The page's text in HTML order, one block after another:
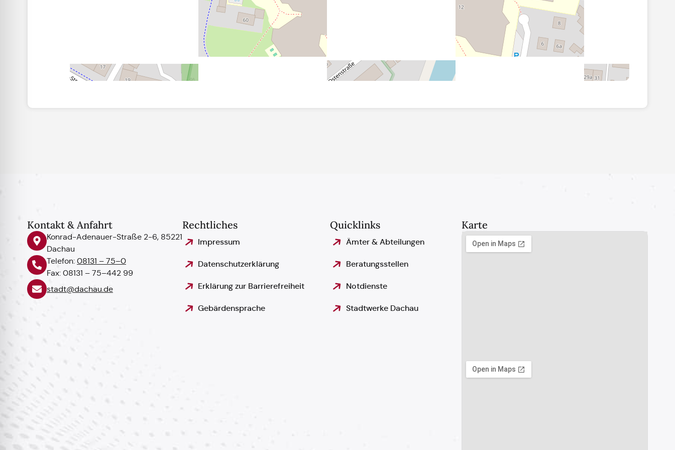
Kontakt & Anfahrt
Konrad-Adenauer-Straße 2-6, 85221
Dachau
Telefon: 08131 – 75–0
Fax: 08131 – 75–442 99
stadt@dachau.de
Rechtliches
Impressum
Datenschutzerklärung
Erklärung zur Barrierefreiheit
Gebärdensprache
Quicklinks
Ämter & Abteilungen
Beratungsstellen
Notdienste
Stadtwerke Dachau
Karte